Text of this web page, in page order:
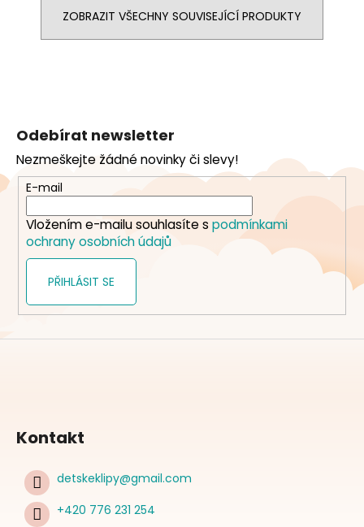
ZOBRAZIT VŠECHNY SOUVISEJÍCÍ PRODUKTY
a
t
Odebírat newsletter
Nezmeškejte žádné novinky či slevy!
E-mail
Vložením e-mailu souhlasíte s podmínkami
ochrany osobních údajů
PŘIHLÁSIT SE
Kontakt
detskeklipy@gmail.com
+420 776 231 254